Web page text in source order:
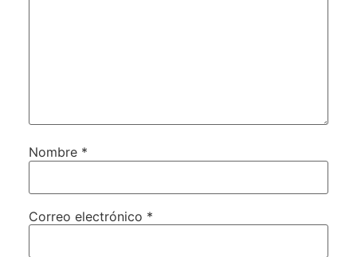
Nombre *
Correo electrónico *